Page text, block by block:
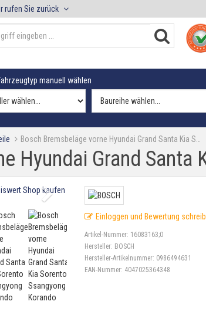
rufen Sie zurück
manuell wählen
Bosch Bremsbeläge vorne Hyundai Grand Santa Kia S…
Hyundai Grand Santa
Einloggen und Bewertung
Artikel-Nummer: 16083163;0
Hersteller: BOSCH
Hersteller-Artikelnummer: 0986494631
EAN-Nummer: 4047025364348